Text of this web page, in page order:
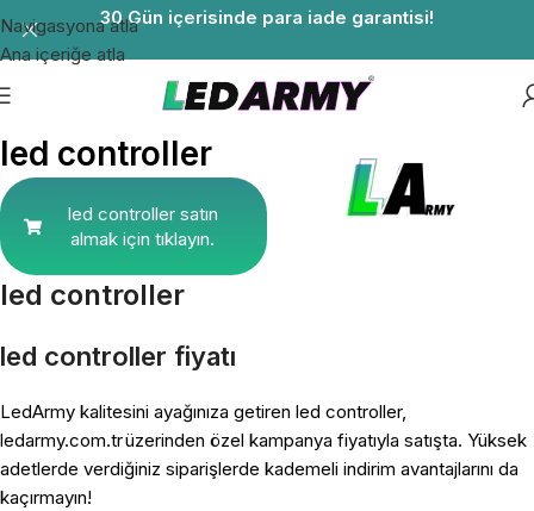
Navigasyona atla
Ana içeriğe atla
30 Gün içerisinde para iade garantisi!
led controller
led controller satın
almak için tıklayın.
led controller
led controller fiyatı
LedArmy kalitesini ayağınıza getiren led controller,
ledarmy.com.tr üzerinden özel kampanya fiyatıyla satışta. Yüksek
adetlerde verdiğiniz siparişlerde kademeli indirim avantajlarını da
kaçırmayın!